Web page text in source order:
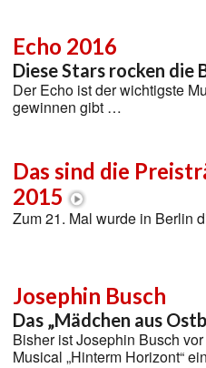
Echo 2016
Diese Stars rocken die
Der Echo ist der wichtigste
gewinnen gibt …
Das sind die
2015
Zum 21. Mal wurde in Berlin
Josephin Busch
Das „Mädchen aus
Bisher ist Josephin Busch
Musical „Hinterm Horizont“